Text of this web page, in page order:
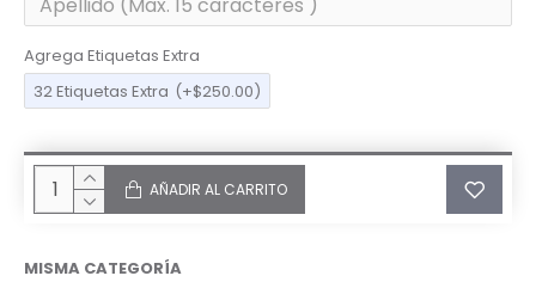
Agrega Etiquetas Extra
32 Etiquetas Extra (+$250.00)
AÑADIR AL CARRITO
MISMA CATEGORÍA